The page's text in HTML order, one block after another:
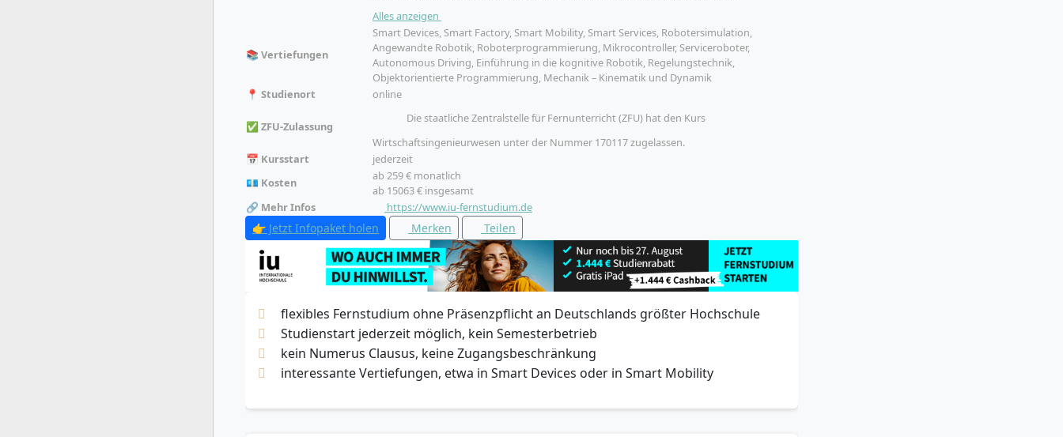
Leistungsrechnung, Sensorik, Mechatronische Systeme, Automatisierungstechnik, Data
Analytics und Big Data, Supply Chain Management, Unternehmensgründung und
Innovationsmanagement, Projektmanagement, Investition und Finanzierung, Seminar:
Mensch-Maschinen -Interaktion, Design Thinking, Interkulturelle und ethische
Handlungskompetenzen, Produktentwicklung 4.0, Digitale Business-Modelle, Personal
und Unternehmensführung, Unternehmensplanspiel, Wahlpflichtmodul A,
Wahlpflichtmodul B, Wahlpflichtmodul C, Bachelorarbeit
Alles anzeigen
📚 Vertiefungen
Smart Devices, Smart Factory, Smart Mobility, Smart Services, Robotersimulation,
Angewandte Robotik, Roboterprogrammierung, Mikrocontroller, Serviceroboter,
Autonomous Driving, Einführung in die kognitive Robotik, Regelungstechnik,
Objektorientierte Programmierung, Mechanik – Kinematik und Dynamik
📍 Studienort
online
✅ ZFU-Zulassung
Die staatliche Zentralstelle für Fernunterricht (ZFU) hat den Kurs
Wirtschaftsingenieurwesen unter der Nummer 170117 zugelassen.
📅 Kursstart
jederzeit
💶 Kosten
ab 259 € monatlich
ab 15063 € insgesamt
🔗 Mehr Infos
https://www.iu-fernstudium.de
👉 Jetzt Infopaket holen Merken Teilen
flexibles Fernstudium ohne Präsenzpflicht an Deutschlands größter Hochschule
Studienstart jederzeit möglich, kein Semesterbetrieb
kein Numerus Clausus, keine Zugangsbeschränkung
interessante Vertiefungen, etwa in Smart Devices oder in Smart Mobility